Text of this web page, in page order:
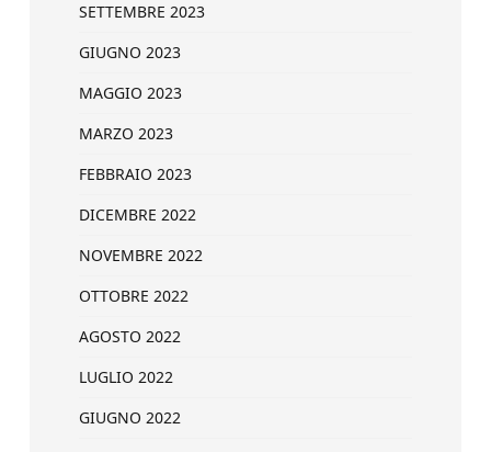
SETTEMBRE 2023
GIUGNO 2023
MAGGIO 2023
MARZO 2023
FEBBRAIO 2023
DICEMBRE 2022
NOVEMBRE 2022
OTTOBRE 2022
AGOSTO 2022
LUGLIO 2022
GIUGNO 2022